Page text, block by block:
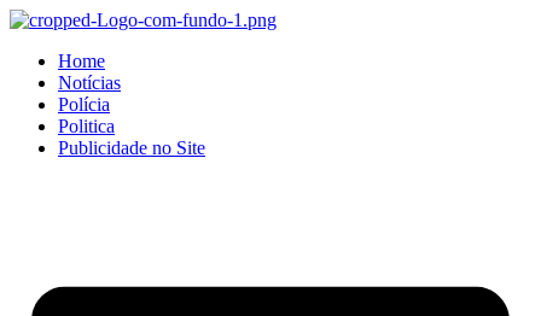
Home
Notícias
Polícia
Politica
Publicidade no Site